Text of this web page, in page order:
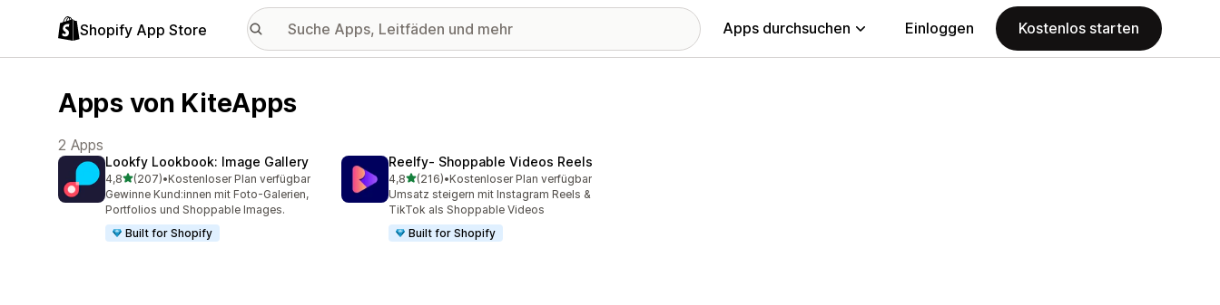
Shopify App Store Apps durchsuchen Einloggen Kostenlos starten
Apps von KiteApps
2 Apps
Lookfy Lookbook: Image Gallery
4,8von 5 Sternen
(207)
207 Rezensionen insgesamt
•Kostenloser Plan verfügbar
Gewinne Kund:innen mit Foto-Galerien,
Portfolios und Shoppable Images.
Built for Shopify
Reelfy‑ Shoppable Videos Reels
4,8von 5 Sternen
(216)
216 Rezensionen insgesamt
•Kostenloser Plan verfügbar
Umsatz steigern mit Instagram Reels &
TikTok als Shoppable Videos
Built for Shopify